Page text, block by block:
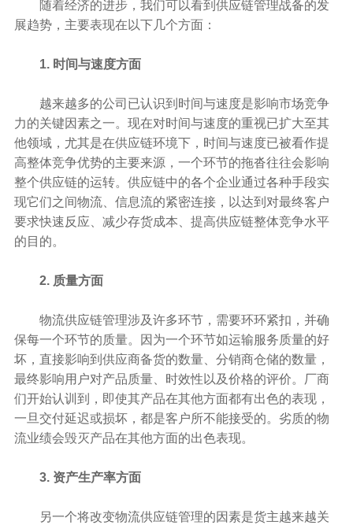
随着经济的进步，我们可以看到供应链管理战备的发
展趋势，主要表现在以下几个方面：
1. 时间与速度方面
越来越多的公司已认识到时间与速度是影响市场竞争
力的关键因素之一。现在对时间与速度的重视已扩大至其
他领域，尤其是在供应链环境下，时间与速度已被看作提
高整体竞争优势的主要来源，一个环节的拖沓往往会影响
整个供应链的运转。供应链中的各个企业通过各种手段实
现它们之间物流、信息流的紧密连接，以达到对最终客户
要求快速反应、减少存货成本、提高供应链整体竞争水平
的目的。
2. 质量方面
物流供应链管理涉及许多环节，需要环环紧扣，并确
保每一个环节的质量。因为一个环节如运输服务质量的好
坏，直接影响到供应商备货的数量、分销商仓储的数量，
最终影响用户对产品质量、时效性以及价格的评价。厂商
们开始认训到，即使其产品在其他方面都有出色的表现，
一旦交付延迟或损坏，都是客户所不能接受的。劣质的物
流业绩会毁灭产品在其他方面的出色表现。
3. 资产生产率方面
另一个将改变物流供应链管理的因素是货主越来越关